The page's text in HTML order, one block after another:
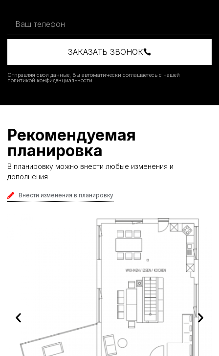
ЗАКАЗАТЬ ЗВОНОК
Отправляя свои данные, Вы автоматически соглашаетесь с нашей
политикой конфиденциальности
Рекомендуемая
планировка
В планировку можно внести любые изменения и
дополнения
Внести изменения в планировку